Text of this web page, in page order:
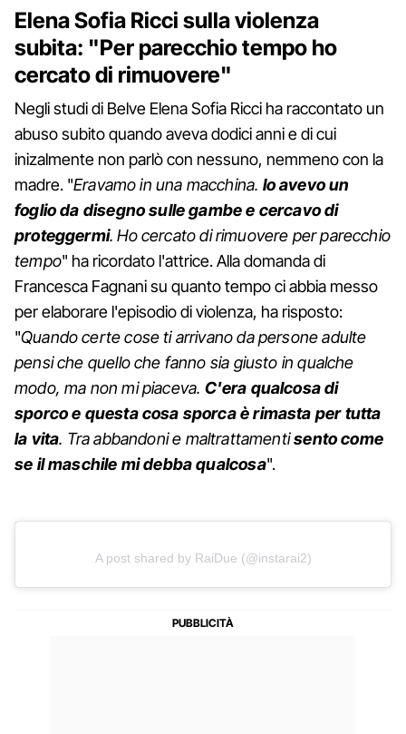
Elena Sofia Ricci sulla violenza
subita: "Per parecchio tempo ho
cercato di rimuovere"
Negli studi di Belve Elena Sofia Ricci ha raccontato un
abuso subito quando aveva dodici anni e di cui
inizalmente non parlò con nessuno, nemmeno con la
madre. "Eravamo in una macchina. Io avevo un
foglio da disegno sulle gambe e cercavo di
proteggermi. Ho cercato di rimuovere per parecchio
tempo" ha ricordato l'attrice. Alla domanda di
Francesca Fagnani su quanto tempo ci abbia messo
per elaborare l'episodio di violenza, ha risposto:
"Quando certe cose ti arrivano da persone adulte
pensi che quello che fanno sia giusto in qualche
modo, ma non mi piaceva. C'era qualcosa di
sporco e questa cosa sporca è rimasta per tutta
la vita. Tra abbandoni e maltrattamentisento come
se il maschile mi debba qualcosa".
A post shared by RaiDue (@instarai2)